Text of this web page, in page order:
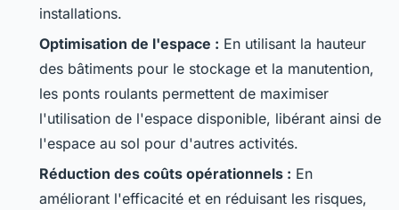
installations.
Optimisation de l'espace : En utilisant la hauteur
des bâtiments pour le stockage et la manutention,
les ponts roulants permettent de maximiser
l'utilisation de l'espace disponible, libérant ainsi de
l'espace au sol pour d'autres activités.
Réduction des coûts opérationnels : En
améliorant l'efficacité et en réduisant les risques,